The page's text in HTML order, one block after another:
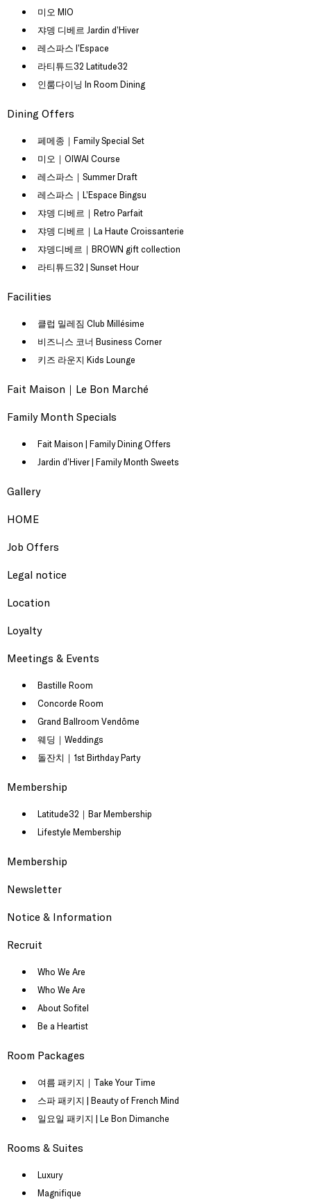
미오 MIO
쟈뎅 디베르 Jardin d’Hiver
레스파스 l’Espace
라티튜드32 Latitude32
인룸다이닝 In Room Dining
Dining Offers
페메종｜Family Special Set
미오｜OIWAI Course
레스파스｜Summer Draft
레스파스｜L’Espace Bingsu
쟈뎅 디베르｜Retro Parfait
쟈뎅 디베르｜La Haute Croissanterie
쟈뎅디베르｜BROWN gift collection
라티튜드32 | Sunset Hour
Facilities
클럽 밀레짐 Club Millésime
비즈니스 코너 Business Corner
키즈 라운지 Kids Lounge
Fait Maison｜Le Bon Marché
Family Month Specials
Fait Maison | Family Dining Offers
Jardin d’Hiver | Family Month Sweets
Gallery
HOME
Job Offers
Legal notice
Location
Loyalty
Meetings & Events
Bastille Room
Concorde Room
Grand Ballroom Vendôme
웨딩｜Weddings
돌잔치｜1st Birthday Party
Membership
Latitude32｜Bar Membership
Lifestyle Membership
Membership
Newsletter
Notice & Information
Recruit
Who We Are
Who We Are
About Sofitel
Be a Heartist
Room Packages
여름 패키지｜Take Your Time
스파 패키지 | Beauty of French Mind
일요일 패키지 | Le Bon Dimanche
Rooms & Suites
Luxury
Magnifique